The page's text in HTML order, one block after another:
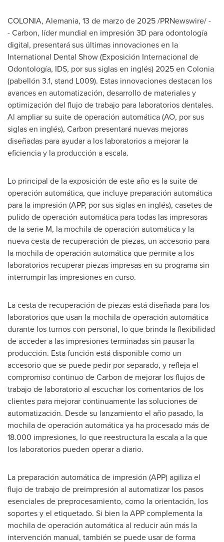
COLONIA, Alemania, 13 de marzo de 2025/PRNewswire/ -
- Carbon, líder mundial en impresión 3D para odontología
digital, presentará sus últimas innovaciones en la
International Dental Show (Exposición Internacional de
Odontología, IDS, por sus siglas en inglés) 2025 en Colonia
(pabellón 3.1, stand L009). Estas innovaciones destacan los
avances en automatización, desarrollo de materiales y
optimización del flujo de trabajo para laboratorios dentales.
Al ampliar su suite de operación automática (AO, por sus
siglas en inglés), Carbon presentará nuevas mejoras
diseñadas para ayudar a los laboratorios a mejorar la
eficiencia y la producción a escala.
Lo principal de la exposición de este año es la suite de
operación automática, que incluye preparación automática
para la impresión (APP, por sus siglas en inglés), casetes de
pulido de operación automática para todas las impresoras
de la serie M, la mochila de operación automática y la
nueva cesta de recuperación de piezas, un accesorio para
la mochila de operación automática que permite a los
laboratorios recuperar piezas impresas en su programa sin
interrumpir las impresiones en curso.
La cesta de recuperación de piezas está diseñada para los
laboratorios que usan la mochila de operación automática
durante los turnos con personal, lo que brinda la flexibilidad
de acceder a las impresiones terminadas sin pausar la
producción. Esta función está disponible como un
accesorio que se puede pedir por separado, y refleja el
compromiso continuo de Carbon de mejorar los flujos de
trabajo de laboratorio al escuchar los comentarios de los
clientes para mejorar continuamente las soluciones de
automatización. Desde su lanzamiento el año pasado, la
mochila de operación automática ya ha procesado más de
18.000 impresiones, lo que reestructura la escala a la que
los laboratorios pueden operar a diario.
La preparación automática de impresión (APP) agiliza el
flujo de trabajo de preimpresión al automatizar los pasos
esenciales de preprocesamiento, como la orientación, los
soportes y el etiquetado. Si bien la APP complementa la
mochila de operación automática al reducir aún más la
intervención manual, también se puede usar de forma